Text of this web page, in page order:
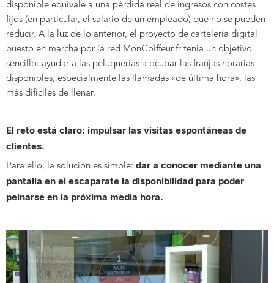
disponible equivale a una pérdida real de ingresos con costes
fijos (en particular, el salario de un empleado) que no se pueden
reducir. A la luz de lo anterior, el proyecto de cartelería digital
puesto en marcha por la red MonCoiffeur.fr tenía un objetivo
sencillo: ayudar a las peluquerías a ocupar las franjas horarias
disponibles, especialmente las llamadas «de última hora», las
más difíciles de llenar.
El reto está claro: impulsar las visitas espontáneas de
clientes.
Para ello, la solución es simple: dar a conocer mediante una
pantalla en el escaparate la disponibilidad para poder
peinarse en la próxima media hora.